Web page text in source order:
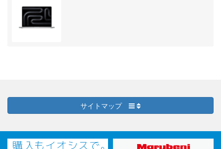
サイトマップ